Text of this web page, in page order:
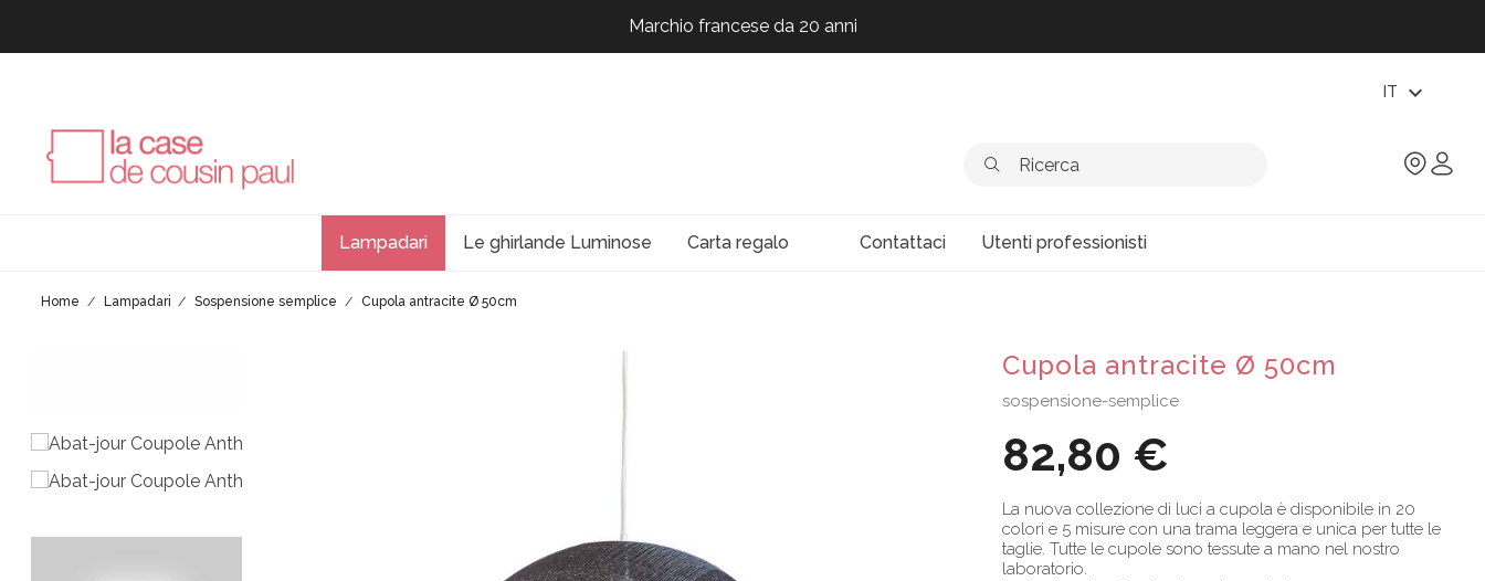
Marchio francese da 20 anni
Marchio francese da 20 anni
IT expand_more
Lampadari Le ghirlande Luminose Carta regalo Contattaci Utenti professionisti
Home Lampadari Sospensione semplice Cupola antracite Ø 50cm
Cupola antracite Ø 50cm
sospensione-semplice
82,80 €
La nuova collezione di luci a cupola è disponibile in 20
colori e 5 misure con una trama leggera e unica per tutte le
taglie. Tutte le cupole sono tessute a mano nel nostro
laboratorio.